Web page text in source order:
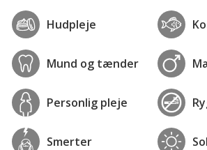
Hudpleje
Mund og tænder
Personlig pleje
Smerter